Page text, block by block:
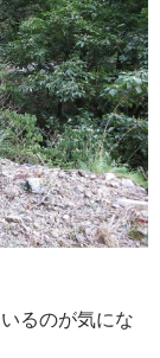
るのが気にな